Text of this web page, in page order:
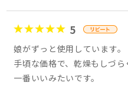
5
娘がずっと使用しています。
手頃な価格で、乾燥もしづ
一番いいみたいです。